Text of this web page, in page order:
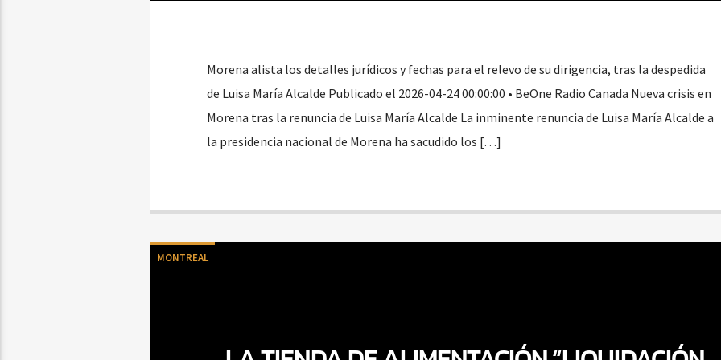
Morena alista los detalles jurídicos y fechas para el relevo de su dirigencia, tras la despedida
de Luisa María Alcalde Publicado el 2026-04-24 00:00:00 • BeOne Radio Canada Nueva crisis en
Morena tras la renuncia de Luisa María Alcalde La inminente renuncia de Luisa María Alcalde a
la presidencia nacional de Morena ha sacudido los […]
MONTREAL